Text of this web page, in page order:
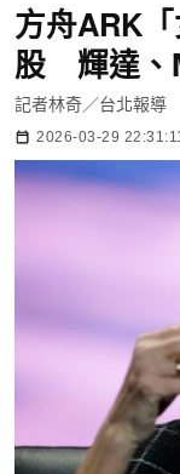
方舟ARK
股 輝達、
記者林奇／台北報導
2026-03-29